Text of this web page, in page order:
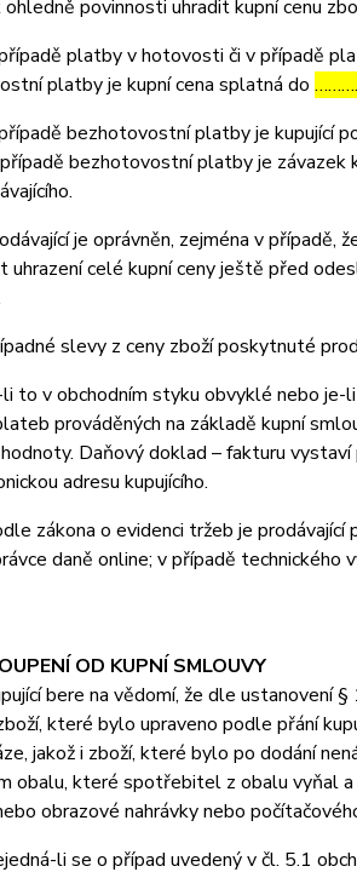
povinnosti uhradit kupní cenu
platby v hotovosti či v případě
platby je kupní cena splatná do
bezhotovostní platby je kupující
bezhotovostní platby je závazek
je oprávněn, zejména v případě,
uhrazení celé kupní ceny ještě před
slevy z ceny zboží poskytnuté
v obchodním styku obvyklé nebo je-li
prováděných na základě kupní
Daňový doklad – fakturu
adresu kupujícího.
zákona o evidenci tržeb je prodávající
daně online; v případě technického
OD KUPNÍ SMLOUVY
bere na vědomí, že dle ustanovení §
které bylo upraveno podle přání
jakož i zboží, které bylo po dodání
obalu, které spotřebitel z obalu vyňal
obrazové nahrávky nebo
li se o případ uvedený v čl. 5.1